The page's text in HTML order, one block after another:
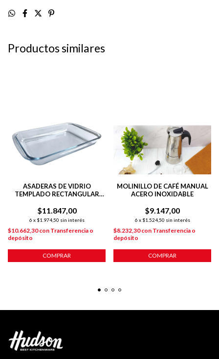
Productos similares
ASADERAS DE VIDRIO
TEMPLADO RECTANGULAR
$11.847,00
6 x $1.974,50 sin interés
$10.662,30con Transferencia o
depósito
COMPRAR
MOLINILLO DE CAFÉ MANUAL
ACERO INOXIDABLE
$9.147,00
6 x $1.524,50 sin interés
$8.232,30con Transferencia o
depósito
COMPRAR